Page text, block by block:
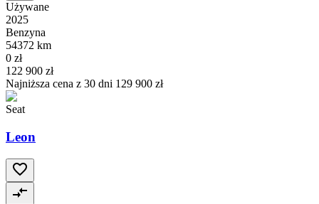
Używane
2025
Benzyna
54372 km
0 zł
122 900 zł
Najniższa cena z 30 dni 129 900 zł
Seat
Leon